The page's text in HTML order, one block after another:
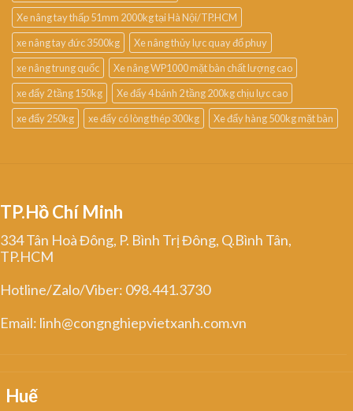
Xe nâng tay thấp 51mm 2000kg tại Hà Nội/TP.HCM
xe nâng tay đức 3500kg
Xe nâng thủy lực quay đổ phuy
xe nâng trung quốc
Xe nâng WP1000 mặt bàn chất lượng cao
xe đẩy 2 tầng 150kg
Xe đẩy 4 bánh 2 tầng 200kg chịu lực cao
xe đẩy 250kg
xe đẩy có lòng thép 300kg Xe đẩy hàng 500kg mặt bàn
TP.Hồ Chí Minh
334 Tân Hoà Đông, P. Bình Trị Đông, Q.Bình Tân,
TP.HCM
Hotline/Zalo/Viber: 098.441.3730
Email: linh@congnghiepvietxanh.com.vn
Huế